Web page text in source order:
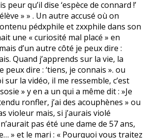
peur qu’il dise ‘espèce de connard !’
» » . Un autre accusé où on
pédxphile et zxxphile dans son
une « curiosité mal placé » en
d’un autre côté je peux dire :
Quand j’apprends sur la vie, la
peux dire : ‘tiens, je connais ». ou
sur la vidéo, il me ressemble, c’est
» y en a un qui a même dit : »Je
ronfler, j’ai des acouphènes » ou
violeur mais, si j’aurais violé
pas été une dame de 57 ans,
» et le mari : « Pourquoi vous traitez